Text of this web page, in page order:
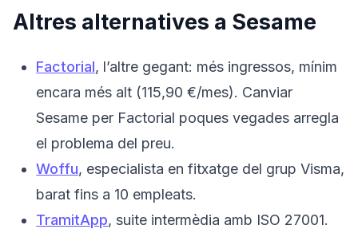
Altres alternatives a Sesame
Factorial, l’altre gegant: més ingressos, mínim
encara més alt (115,90 €/mes). Canviar
Sesame per Factorial poques vegades arregla
el problema del preu.
Woffu, especialista en fitxatge del grup Visma,
barat fins a 10 empleats.
TramitApp, suite intermèdia amb ISO 27001.